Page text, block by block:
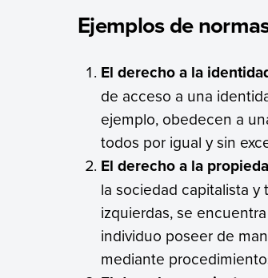
Ejemplos de
El derecho a la
de acceso a una
ejemplo, obedecen a
todos por igual y sin
El derecho a la
la sociedad capitalista
izquierdas, se
individuo poseer de
mediante